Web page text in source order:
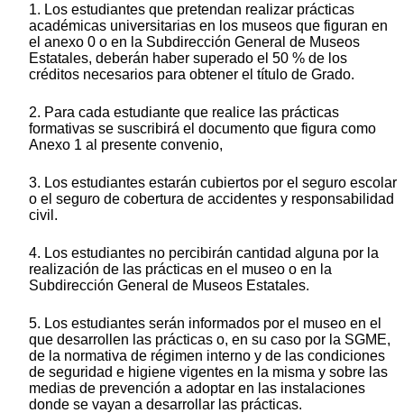
1. Los estudiantes que pretendan realizar prácticas
académicas universitarias en los museos que figuran en
el anexo 0 o en la Subdirección General de Museos
Estatales, deberán haber superado el 50 % de los
créditos necesarios para obtener el título de Grado.
2. Para cada estudiante que realice las prácticas
formativas se suscribirá el documento que figura como
Anexo 1 al presente convenio,
3. Los estudiantes estarán cubiertos por el seguro escolar
o el seguro de cobertura de accidentes y responsabilidad
civil.
4. Los estudiantes no percibirán cantidad alguna por la
realización de las prácticas en el museo o en la
Subdirección General de Museos Estatales.
5. Los estudiantes serán informados por el museo en el
que desarrollen las prácticas o, en su caso por la SGME,
de la normativa de régimen interno y de las condiciones
de seguridad e higiene vigentes en la misma y sobre las
medias de prevención a adoptar en las instalaciones
donde se vayan a desarrollar las prácticas.